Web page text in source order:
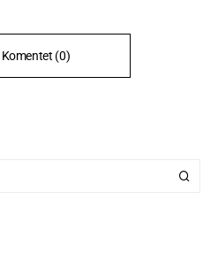
Komentet (0)